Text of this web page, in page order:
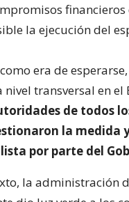
financieros
la ejecución del
era de
nivel transversal en el
de todos
la medida
por parte del
la administración